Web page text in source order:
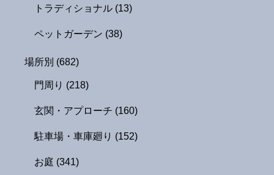
トラディショナル (13)
ペットガーデン (38)
場所別 (682)
門周り (218)
玄関・アプローチ (160)
駐車場・車庫廻り (152)
お庭 (341)